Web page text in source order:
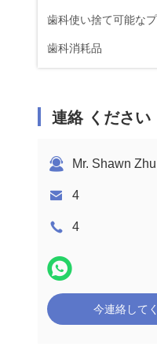
歯科使い捨て可能な
歯科消耗品
連絡 ください
Mr. Shawn Zhu
4
4
今連絡して